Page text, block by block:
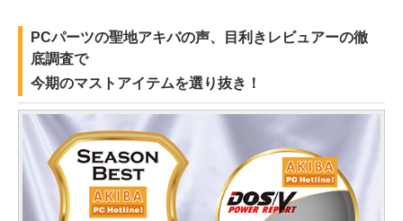
PCパーツの聖地アキバの声、目利きレビュアーの徹
底調査で
今期のマストアイテムを選り抜き！